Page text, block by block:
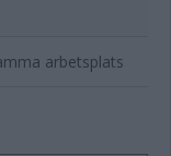
arbetsplats